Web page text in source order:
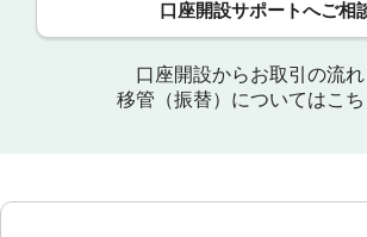
口座開設サポートへご相
口座開設からお取引の流れ
移管（振替）についてはこち